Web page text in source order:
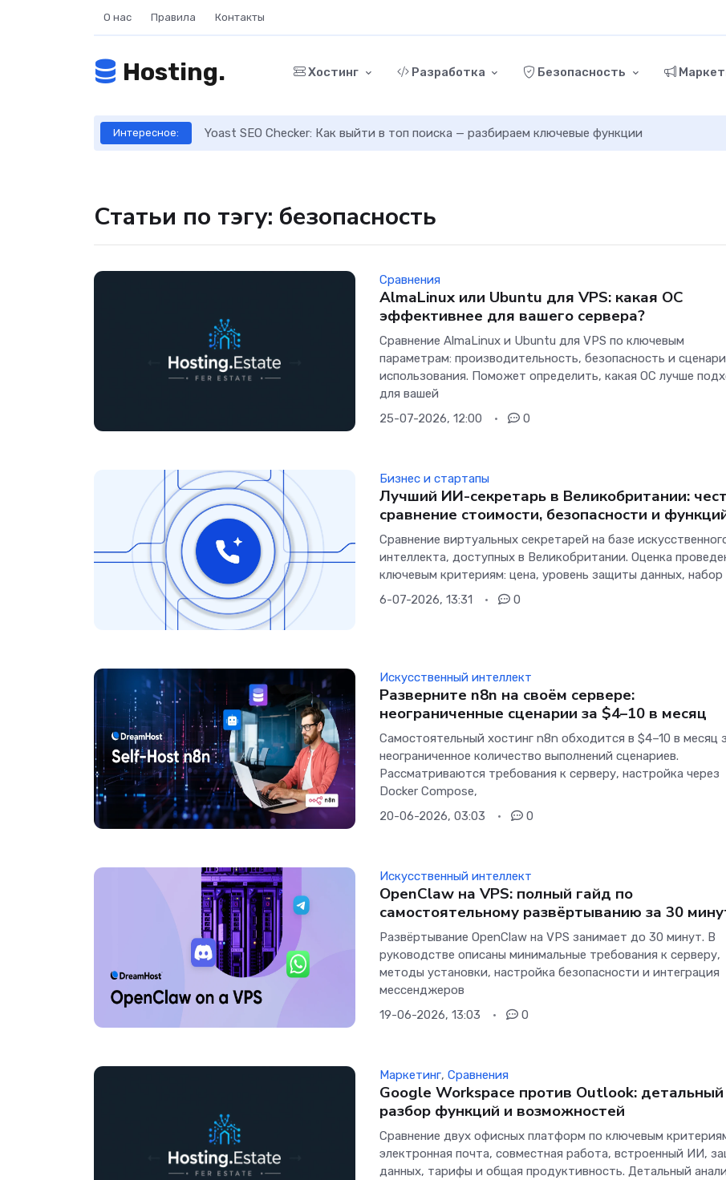
О нас Правила Контакты
Hosting. Хостинг Разработка Безопасность
Интересное: Yoast SEO Checker: Как выйти в топ поиска — разбираем ключевые функции
Статьи по тэгу: безопасность
Сравнения
AlmaLinux или Ubuntu для VPS: какая ОС
эффективнее для вашего сервера?
Сравнение AlmaLinux и Ubuntu для VPS по ключевым
параметрам: производительность, безопасность и
использования. Поможет определить, какая ОС лучше
для вашей
25-07-2026, 12:00
0
Бизнес и стартапы
Лучший ИИ-секретарь в Великобритании:
сравнение стоимости, безопасности и
Сравнение виртуальных секретарей на базе
интеллекта, доступных в Великобритании. Оценка
ключевым критериям: цена, уровень защиты данных, набор
6-07-2026, 13:31
0
Искусственный интеллект
Разверните n8n на своём сервере:
неограниченные сценарии за $4–10 в месяц
Самостоятельный хостинг n8n обходится в $4–10 в месяц
неограниченное количество выполнений сценариев.
Рассматриваются требования к серверу, настройка через
Docker Compose,
20-06-2026, 03:03
0
Искусственный интеллект
OpenClaw на VPS: полный гайд по
самостоятельному развёртыванию за 30
Развёртывание OpenClaw на VPS занимает до 30 минут. В
руководстве описаны минимальные требования к серверу,
методы установки, настройка безопасности и интеграция
мессенджеров
19-06-2026, 13:03
0
Маркетинг,Сравнения
Google Workspace против Outlook: детальный
разбор функций и возможностей
Сравнение двух офисных платформ по ключевым
электронная почта, совместная работа, встроенный ИИ,
данных, тарифы и общая продуктивность. Детальный